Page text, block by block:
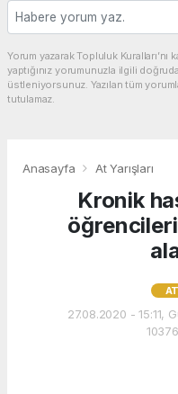
Yorum yazarak Topluluk
yaptığınız yorumunuzla ilgili
üstleniyorsunuz. Yazılan tüm
tutulamaz.
Anasayfa At Yarışları
Kronik
27.08.2020 - 15:11,